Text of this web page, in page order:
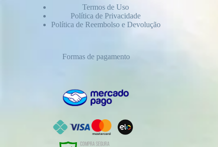
Termos de Uso
Política de Privacidade
Política de Reembolso e Devolução
Formas de pagamento